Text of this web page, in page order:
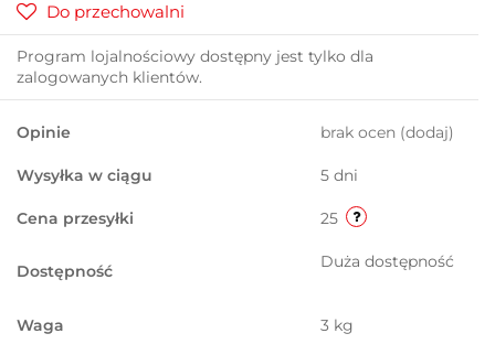
Do przechowalni
Program lojalnościowy dostępny jest tylko dla
zalogowanych klientów.
Opinie brak ocen (dodaj)
Wysyłka w ciągu 5 dni
Cena przesyłki 25
Dostępność Duża dostępność
Waga 3 kg